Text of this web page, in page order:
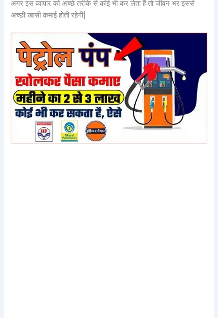
अगर इस व्यापार को अच्छे तरीके से कोई भी कर लेता हैं तो जीवन भर इससे
अच्छी खासी कमाई होती रहेगी|